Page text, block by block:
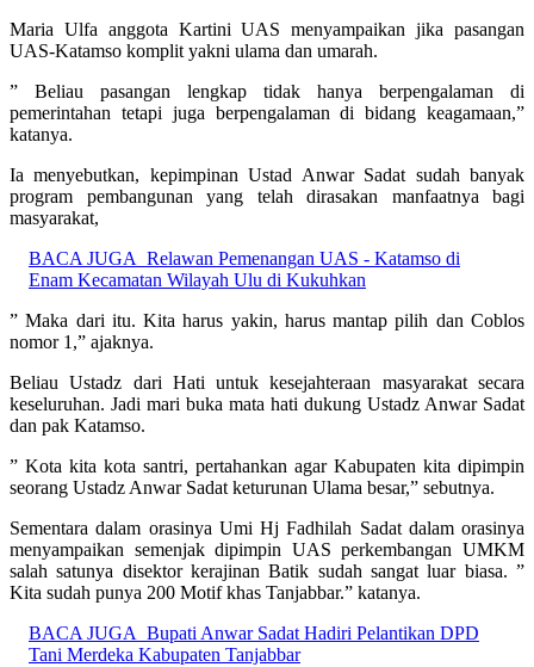
Maria Ulfa anggota Kartini UAS menyampaikan jika pasangan
UAS-Katamso komplit yakni ulama dan umarah.
” Beliau pasangan lengkap tidak hanya berpengalaman di
pemerintahan tetapi juga berpengalaman di bidang keagamaan,”
katanya.
Ia menyebutkan, kepimpinan Ustad Anwar Sadat sudah banyak
program pembangunan yang telah dirasakan manfaatnya bagi
masyarakat,
BACA JUGA Relawan Pemenangan UAS - Katamso di
Enam Kecamatan Wilayah Ulu di Kukuhkan
” Maka dari itu. Kita harus yakin, harus mantap pilih dan Coblos
nomor 1,” ajaknya.
Beliau Ustadz dari Hati untuk kesejahteraan masyarakat secara
keseluruhan. Jadi mari buka mata hati dukung Ustadz Anwar Sadat
dan pak Katamso.
” Kota kita kota santri, pertahankan agar Kabupaten kita dipimpin
seorang Ustadz Anwar Sadat keturunan Ulama besar,” sebutnya.
Sementara dalam orasinya Umi Hj Fadhilah Sadat dalam orasinya
menyampaikan semenjak dipimpin UAS perkembangan UMKM
salah satunya disektor kerajinan Batik sudah sangat luar biasa. ”
Kita sudah punya 200 Motif khas Tanjabbar.” katanya.
BACA JUGA Bupati Anwar Sadat Hadiri Pelantikan DPD
Tani Merdeka Kabupaten Tanjabbar